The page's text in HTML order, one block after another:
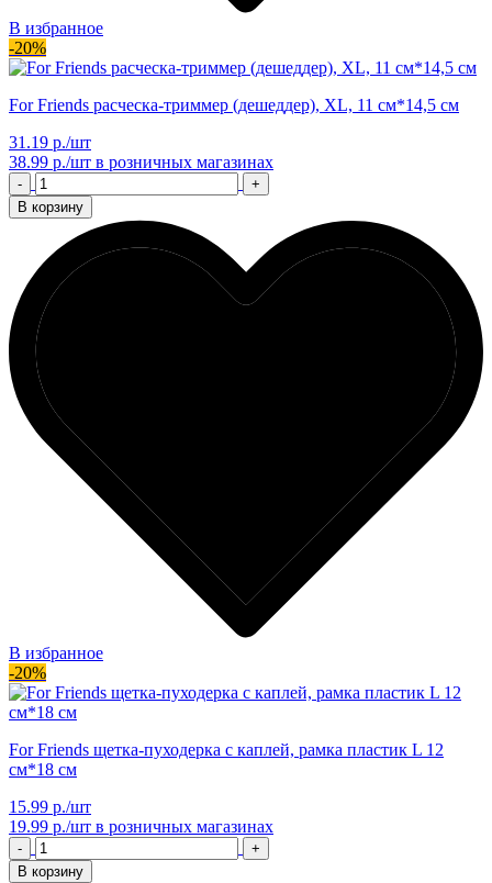
В избранное
-20%
For Friends расческа-триммер (дешеддер), XL, 11 см*14,5 см
31.19 р./шт
38.99 р./шт в розничных магазинах
-
+
В корзину
В избранное
-20%
For Friends щетка-пуходерка с каплей, рамка пластик L 12
см*18 см
15.99 р./шт
19.99 р./шт в розничных магазинах
-
+
В корзину